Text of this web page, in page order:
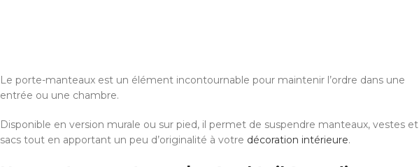
Le porte-manteaux est un élément incontournable pour maintenir l’ordre dans une
entrée ou une chambre.
Disponible en version murale ou sur pied, il permet de suspendre manteaux, vestes et
sacs tout en apportant un peu d’originalité à votre décoration intérieure.